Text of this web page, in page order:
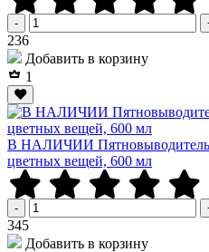
-
236Р
Добавить в корзину
1
В НАЛИЧИИ Пятновыводитель
цветных вещей, 600 мл
-
345Р
Добавить в корзину